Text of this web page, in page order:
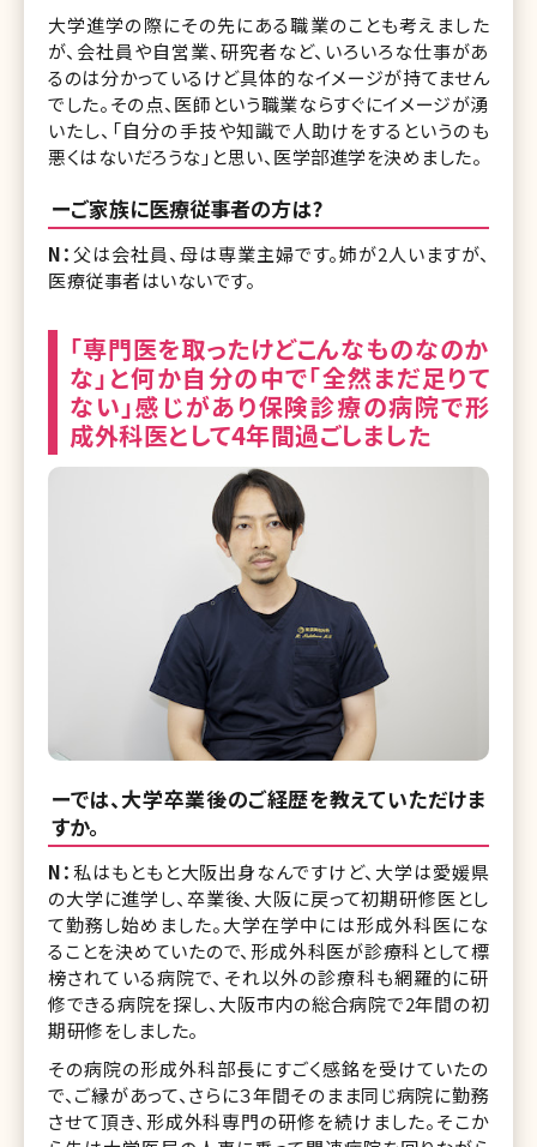
大学進学の際にその先にある職業のことも考えました
が、会社員や自営業、研究者など、いろいろな仕事があ
るのは分かっているけど具体的なイメージが持てません
でした。その点、医師という職業ならすぐにイメージが湧
いたし、「自分の手技や知識で人助けをするというのも
悪くはないだろうな」と思い、医学部進学を決めました。
ーご家族に医療従事者の方は?
N： 父は会社員、母は専業主婦です。姉が2人いますが、
医療従事者はいないです。
「専門医を取ったけどこんなものなのか
な」と何か自分の中で「全然まだ足りて
ない」感じがあり保険診療の病院で形
成外科医として4年間過ごしました
ーでは、大学卒業後のご経歴を教えていただけま
すか。
N：私はもともと大阪出身なんですけど、大学は愛媛県
の大学に進学し、卒業後、大阪に戻って初期研修医とし
て勤務し始めました。大学在学中には形成外科医にな
ることを決めていたので、形成外科医が診療科として標
榜されている病院で、それ以外の診療科も網羅的に研
修できる病院を探し、大阪市内の総合病院で2年間の初
期研修をしました。
その病院の形成外科部長にすごく感銘を受けていたの
で、ご縁があって、さらに３年間そのまま同じ病院に勤務
させて頂き、形成外科専門の研修を続けました。そこか